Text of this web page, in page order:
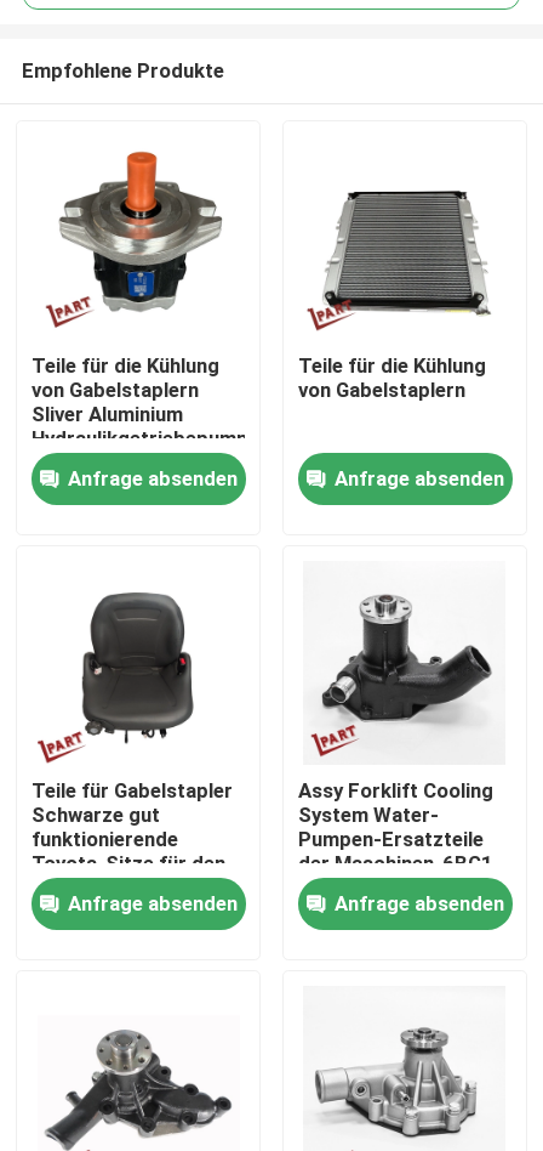
Nach Hause
Kontakte
Produkte
Videos
Gabelstapler-Batterie-Teile
Gabelstapler-Antriebsrad
Elektrischer Gabelstapler-Motor
LED-Gabelstapler-Lichter
Empfohlene Produkte
Teile für die Kühlung
von Gabelstaplern
Sliver Aluminium
Hydraulikgetriebepumpe
1172001069
Anfrage absenden
Teile für die Kühlung
von Gabelstaplern
Anfrage absenden
Teile für Gabelstapler
Schwarze gut
funktionierende
Toyota-Sitze für den
Gabelstapler Toyota
Anfrage absenden
Assy Forklift Cooling
System Water-
Pumpen-Ersatzteile
der Maschinen-6BG1
fertigten besonders
an
Anfrage absenden